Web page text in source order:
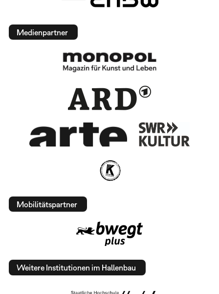
Medienpartner
Mobilitätspartner
Weitere Institutionen im Hallenbau